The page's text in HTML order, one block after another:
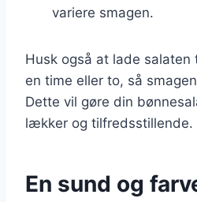
variere smagen.
Husk også at lade
en time eller to, så
Dette vil gøre din
lækker og tilfredsstillende.
En sund og